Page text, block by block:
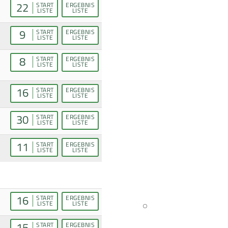
22 START
LISTE
ERGEBNIS
LISTE
9 START
LISTE
ERGEBNIS
LISTE
8 START
LISTE
ERGEBNIS
LISTE
16 START
LISTE
ERGEBNIS
LISTE
30 START
LISTE
ERGEBNIS
LISTE
11 START
LISTE
ERGEBNIS
LISTE
16 START
LISTE
ERGEBNIS
LISTE
START ERGEBNIS